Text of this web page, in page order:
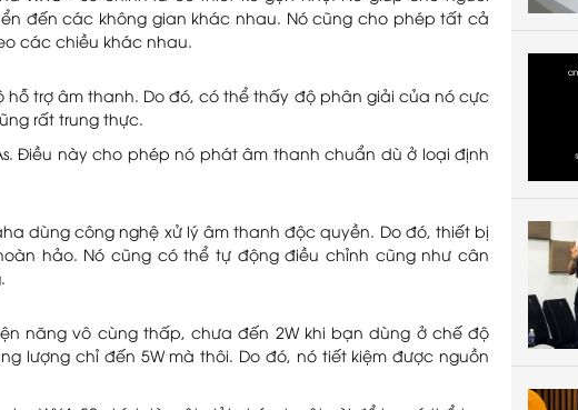
đến các không gian khác nhau. Nó cũng cho phép tất cả
các chiều khác nhau.
hỗ trợ âm thanh. Do đó, có thể thấy độ phân giải của nó cực
rất trung thực.
Điều này cho phép nó phát âm thanh chuẩn dù ở loại định
dùng công nghệ xử lý âm thanh độc quyền. Do đó, thiết bị
hảo. Nó cũng có thể tự động điều chỉnh cũng như cân
năng vô cùng thấp, chưa đến 2W khi bạn dùng ở chế độ
lượng chỉ đến 5W mà thôi. Do đó, nó tiết kiệm được nguồn